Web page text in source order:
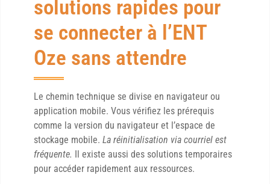
solutions rapides pour
se connecter à l’ENT
Oze sans attendre
Le chemin technique se divise en navigateur ou
application mobile. Vous vérifiez les prérequis
comme la version du navigateur et l’espace de
stockage mobile. La réinitialisation via courriel est
fréquente. Il existe aussi des solutions temporaires
pour accéder rapidement aux ressources.